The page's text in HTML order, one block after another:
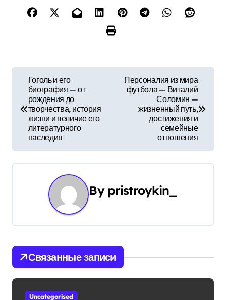
г
и
я
п
о
Гоголь и его
биография — от
рождения до
творчества, история
жизни и величие его
литературного
наследия
Персоналия из мира
футбола — Виталий
Соломин —
жизненный путь,
достижения и
семейные
отношения
By pristroykin_
Связанные записи
Uncategorised